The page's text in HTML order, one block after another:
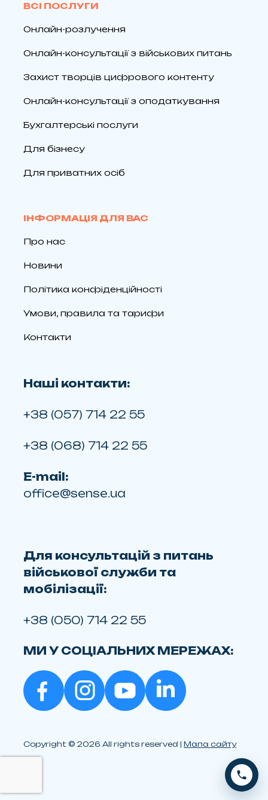
ВСІ ПОСЛУГИ
Онлайн-розлучення
Онлайн-консультації з військових питань
Захист творців цифрового контенту
Онлайн-консультації з оподаткування
Бухгалтерські послуги
Для бізнесу
Для приватних осіб
ІНФОРМАЦІЯ ДЛЯ ВАС
Про нас
Новини
Політика конфіденційності
Умови, правила та тарифи
Контакти
Наші контакти:
+38 (057) 714 22 55
+38 (068) 714 22 55
E-mail:
office@sense.ua
Для консультацій з питань
військової служби та
мобілізації:
+38 (050) 714 22 55
МИ У СОЦІАЛЬНИХ МЕРЕЖАХ:
Copyright © 2026 All rights reserved | Мапа сайту